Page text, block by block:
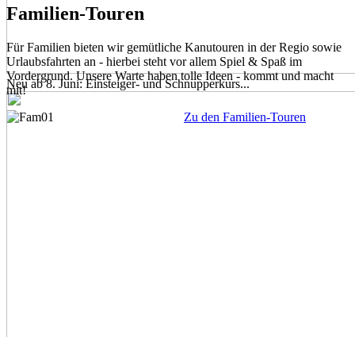
Neu ab 8. Juni: Einsteiger- und Schnupperkurs...
Familien-Touren
Für Familien bieten wir gemütliche Kanutouren in der Regio sowie
Urlaubsfahrten an - hierbei steht vor allem Spiel & Spaß im
Vordergrund. Unsere Warte haben tolle Ideen - kommt und macht
mit!
Zu den Familien-Touren